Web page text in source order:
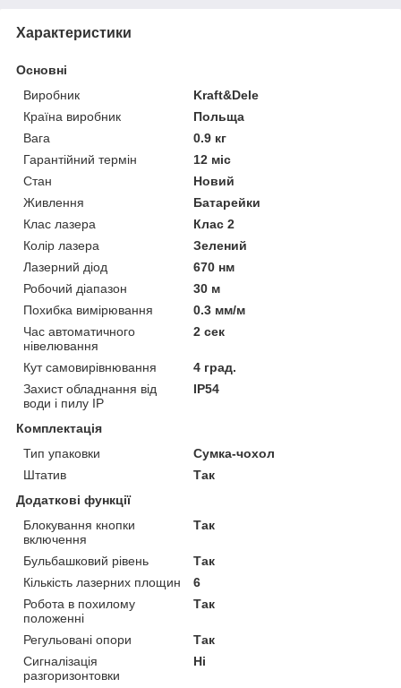
Характеристики
Основні
Виробник
Kraft&Dele
Країна виробник
Польща
Вага
0.9 кг
Гарантійний термін
12 міс
Стан
Новий
Живлення
Батарейки
Клас лазера
Клас 2
Колір лазера
Зелений
Лазерний діод
670 нм
Робочий діапазон
30 м
Похибка вимірювання
0.3 мм/м
Час автоматичного
нівелювання
2 сек
Кут самовирівнювання
4 град.
Захист обладнання від
води і пилу IP
IP54
Комплектація
Тип упаковки
Сумка-чохол
Штатив
Так
Додаткові функції
Блокування кнопки
включення
Так
Бульбашковий рівень
Так
Кількість лазерних площин
6
Робота в похилому
положенні
Так
Регульовані опори
Так
Сигналізація
разгоризонтовки
Ні